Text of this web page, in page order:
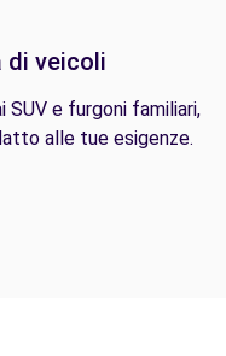
di veicoli
e furgoni familiari,
alle tue esigenze.